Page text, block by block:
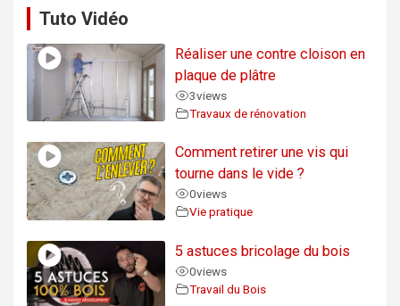
Tuto Vidéo
Réaliser une contre cloison en
plaque de plâtre
3views
Travaux de rénovation
Comment retirer une vis qui
tourne dans le vide ?
0views
Vie pratique
5 astuces bricolage du bois
0views
Travail du Bois